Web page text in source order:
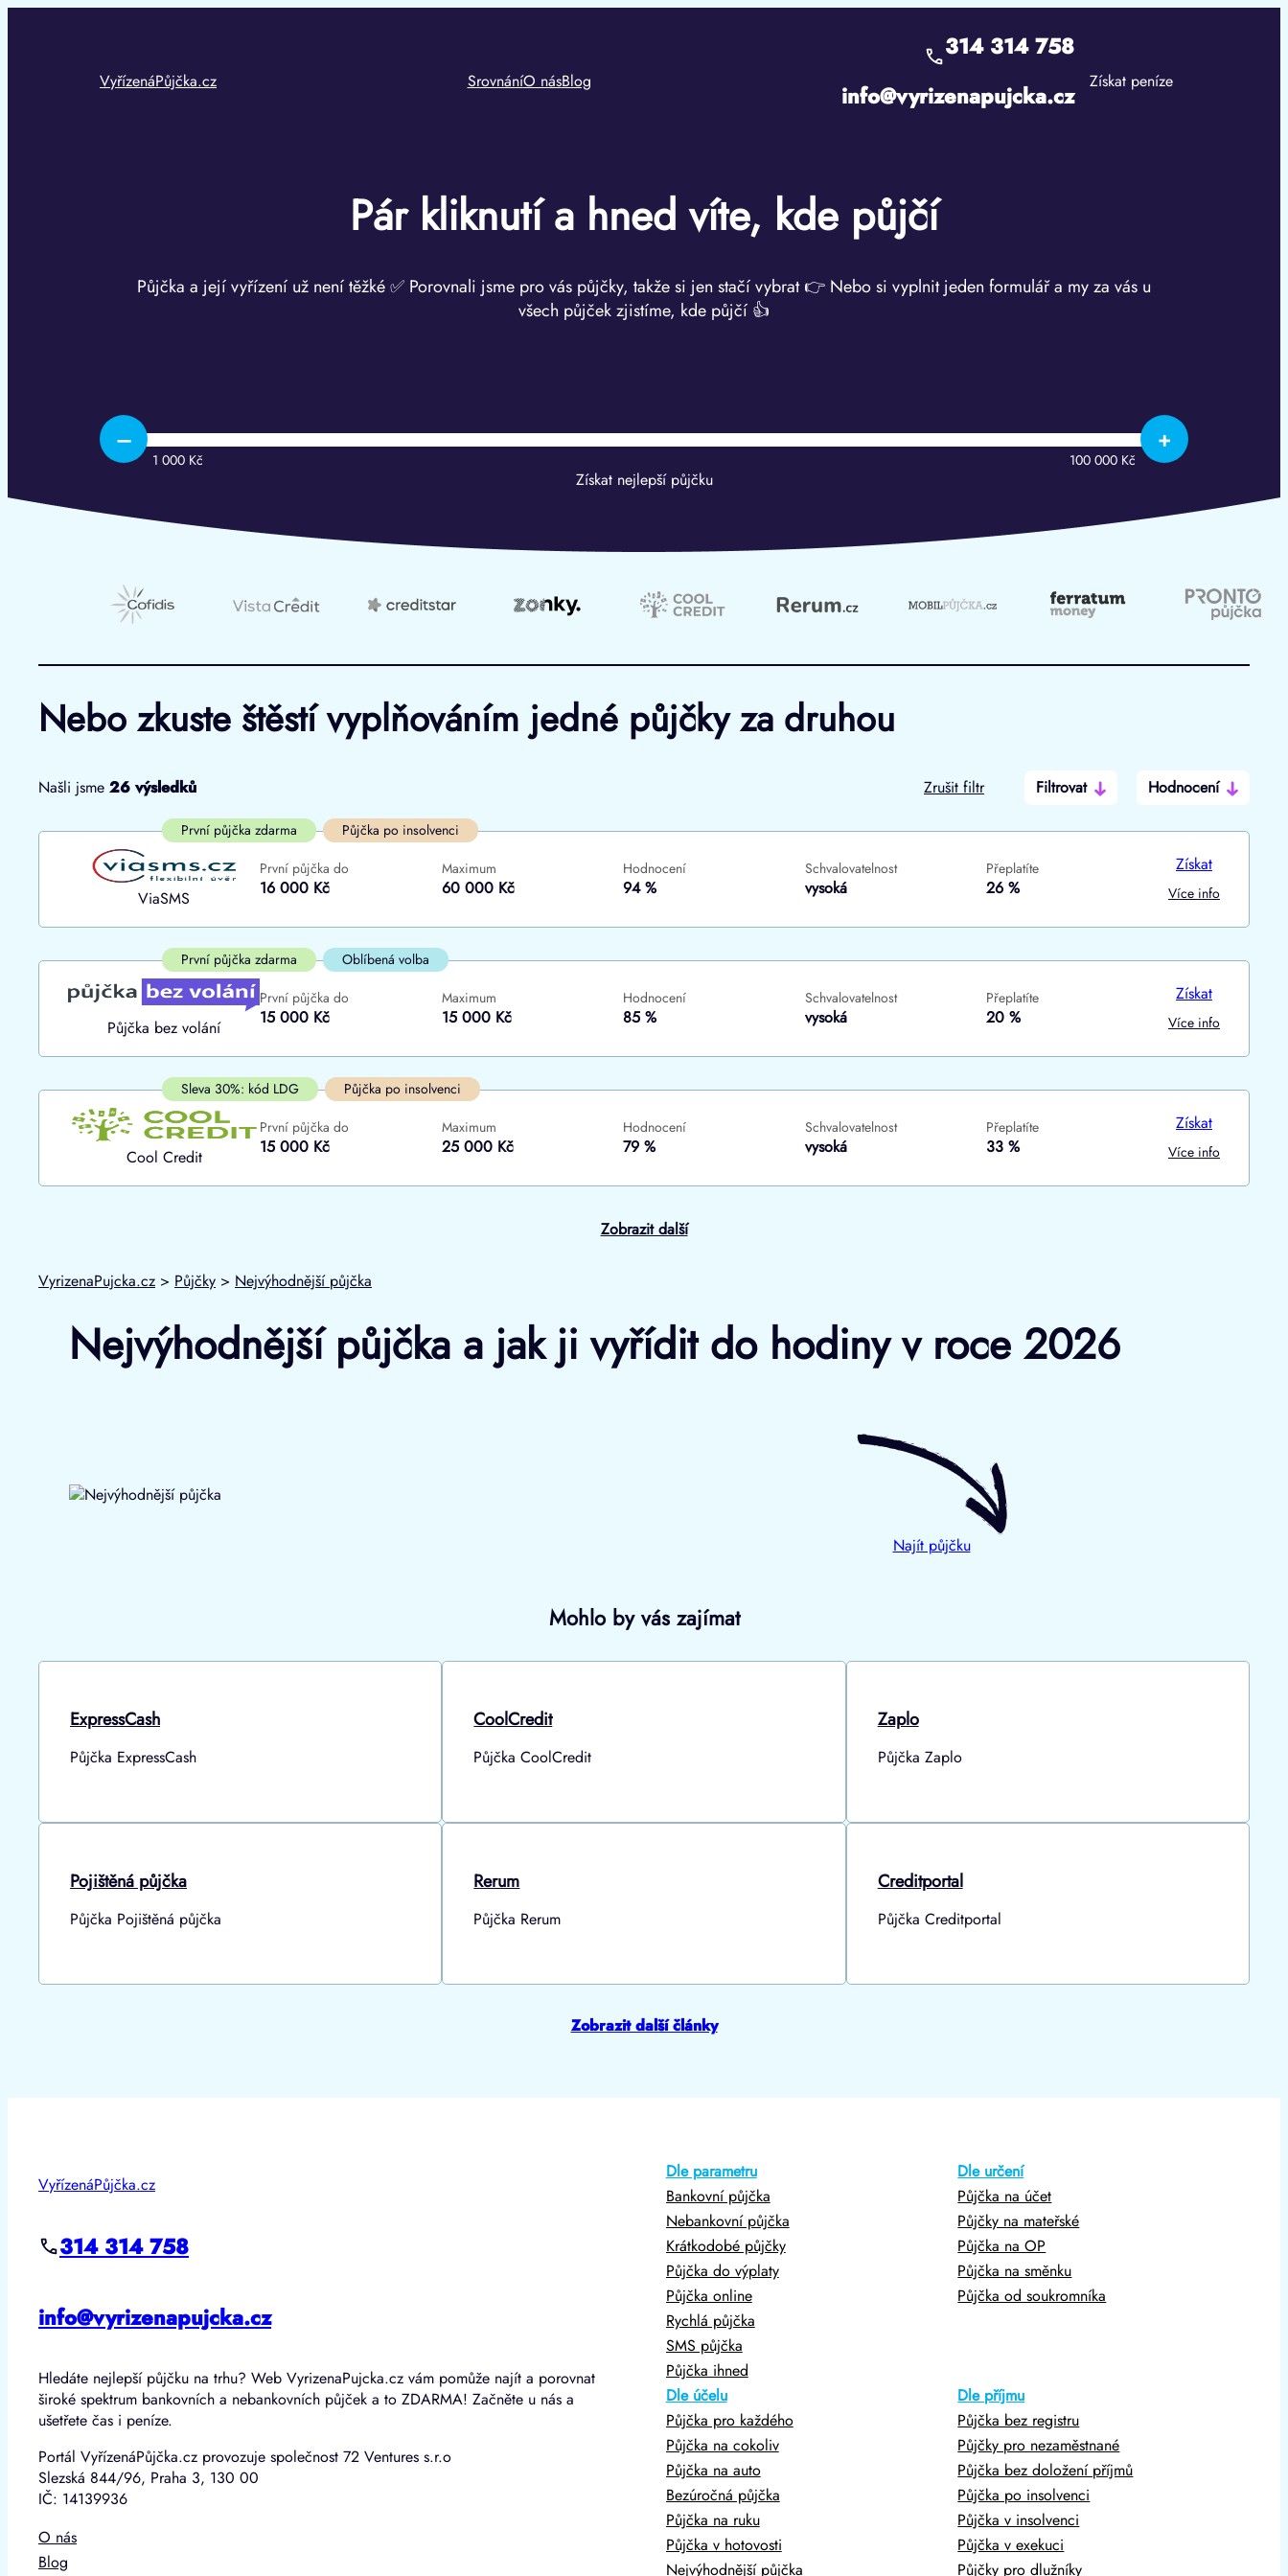
VyřízenáPůjčka.cz
SrovnáníO násBlog
314 314 758
info@vyrizenapujcka.cz
Získat peníze
Pár kliknutí a hned víte, kde půjčí
Půjčka a její vyřízení už není těžké ✅ Porovnali jsme pro vás půjčky, takže si jen stačí vybrat 👉 Nebo si vyplnit jeden formulář a my za vás u
všech půjček zjistíme, kde půjčí 👍
– +
1 000 Kč 100 000 Kč
Získat nejlepší půjčku
Nebo zkuste štěstí vyplňováním jedné půjčky za druhou
Zrušit filtr Filtrovat
Hodnocení
Do
První půjčka zdarma
ano
Našli jsme 26 výsledků
První půjčka zdarma Půjčka po insolvenci
ViaSMS
První půjčka do
16 000 Kč
Maximum
60 000 Kč
Hodnocení
94 %
Schvalovatelnost
vysoká
Přeplatíte
26 %
Získat
Více info
První půjčka zdarma Oblíbená volba
Půjčka bez volání
První půjčka do
15 000 Kč
Maximum
15 000 Kč
Hodnocení
85 %
Schvalovatelnost
vysoká
Přeplatíte
20 %
Získat
Více info
Sleva 30%: kód LDG Půjčka po insolvenci
Cool Credit
První půjčka do
15 000 Kč
Maximum
25 000 Kč
Hodnocení
79 %
Schvalovatelnost
vysoká
Přeplatíte
33 %
Získat
Více info
Zobrazit další
VyrizenaPujcka.cz > Půjčky > Nejvýhodnější půjčka
Nejvýhodnější půjčka a jak ji vyřídit do hodiny v roce 2026
Najít půjčku
Mohlo by vás zajímat
ExpressCash
Půjčka ExpressCash
CoolCredit
Půjčka CoolCredit
Zaplo
Půjčka Zaplo
Pojištěná půjčka
Půjčka Pojištěná půjčka
Rerum
Půjčka Rerum
Creditportal
Půjčka Creditportal
Zobrazit další články
VyřízenáPůjčka.cz
314 314 758
info@vyrizenapujcka.cz
Hledáte nejlepší půjčku na trhu? Web VyrizenaPujcka.cz vám pomůže najít a porovnat
široké spektrum bankovních a nebankovních půjček a to ZDARMA! Začněte u nás a
ušetřete čas i peníze.
Portál VyřízenáPůjčka.cz provozuje společnost 72 Ventures s.r.o
Slezská 844/96, Praha 3, 130 00
IČ: 14139936
O nás
Blog
Dle parametru
Bankovní půjčka
Nebankovní půjčka
Krátkodobé půjčky
Půjčka do výplaty
Půjčka online
Rychlá půjčka
SMS půjčka
Půjčka ihned
Dle určení
Půjčka na účet
Půjčky na mateřské
Půjčka na OP
Půjčka na směnku
Půjčka od soukromníka
Dle účelu
Půjčka pro každého
Půjčka na cokoliv
Půjčka na auto
Bezúročná půjčka
Půjčka na ruku
Půjčka v hotovosti
Nejvýhodnější půjčka
Dle příjmu
Půjčka bez registru
Půjčky pro nezaměstnané
Půjčka bez doložení příjmů
Půjčka po insolvenci
Půjčka v insolvenci
Půjčka v exekuci
Půjčky pro dlužníky